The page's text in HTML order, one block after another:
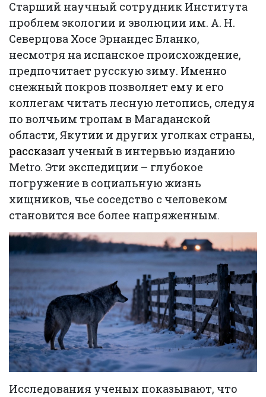
Старший научный сотрудник Института
проблем экологии и эволюции им. А. Н.
Северцова Хосе Эрнандес Бланко,
несмотря на испанское происхождение,
предпочитает русскую зиму. Именно
снежный покров позволяет ему и его
коллегам читать лесную летопись, следуя
по волчьим тропам в Магаданской
области, Якутии и других уголках страны,
рассказал ученый в интервью изданию
Metro. Эти экспедиции – глубокое
погружение в социальную жизнь
хищников, чье соседство с человеком
становится все более напряженным.
Исследования ученых показывают, что